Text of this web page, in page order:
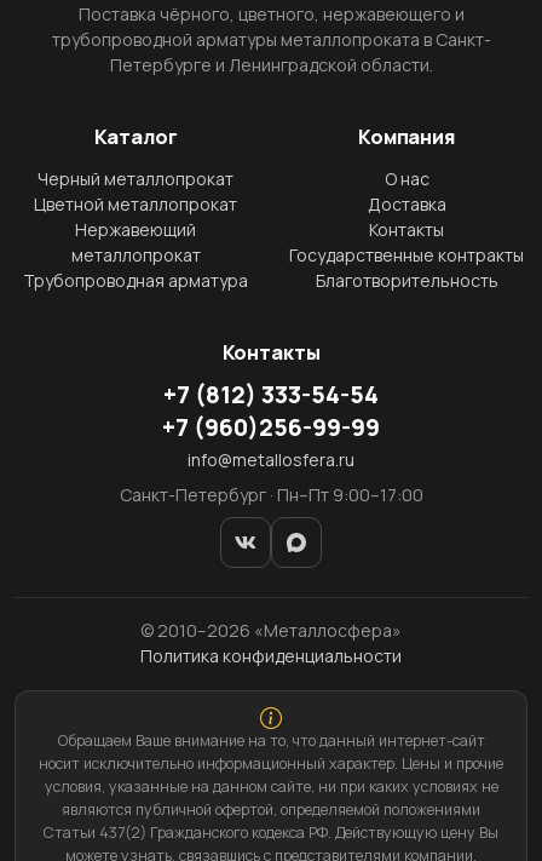
Поставка чёрного, цветного, нержавеющего и
трубопроводной арматуры металлопроката в Санкт-
Петербурге и Ленинградской области.
Каталог
Черный металлопрокат
Цветной металлопрокат
Нержавеющий
металлопрокат
Трубопроводная арматура
Компания
О нас
Доставка
Контакты
Государственные контракты
Благотворительность
Контакты
+7 (812) 333-54-54
+7 (960)256-99-99
info@metallosfera.ru
Санкт-Петербург · Пн–Пт 9:00–17:00
© 2010–2026 «Металлосфера»
Политика конфиденциальности
Обращаем Ваше внимание на то, что данный интернет-сайт
носит исключительно информационный характер. Цены и прочие
условия, указанные на данном сайте, ни при каких условиях не
являются публичной офертой, определяемой положениями
Статьи 437(2) Гражданского кодекса РФ. Действующую цену Вы
можете узнать, связавшись с представителями компании.